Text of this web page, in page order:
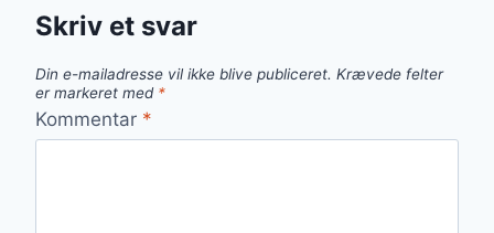
Skriv et svar
Din e-mailadresse vil ikke blive publiceret. Krævede felter
er markeret med *
Kommentar *